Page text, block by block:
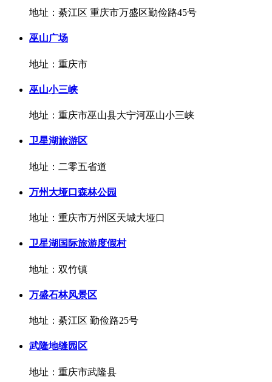
地址：綦江区 重庆市万盛区勤俭路45号
巫山广场
地址：重庆市
巫山小三峡
地址：重庆市巫山县大宁河巫山小三峡
卫星湖旅游区
地址：二零五省道
万州大垭口森林公园
地址：重庆市万州区天城大垭口
卫星湖国际旅游度假村
地址：双竹镇
万盛石林风景区
地址：綦江区 勤俭路25号
武隆地缝园区
地址：重庆市武隆县